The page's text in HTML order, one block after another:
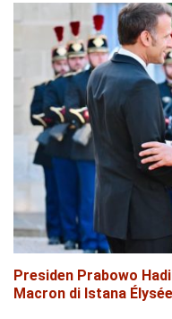
Presiden Prabowo
Macron di Istana Élysée